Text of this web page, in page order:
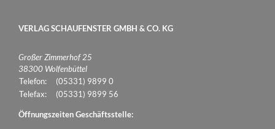
VERLAG SCHAUFENSTER GMBH & CO. KG
Großer Zimmerhof 25
38300 Wolfenbüttel
Telefon:
(05331) 9899 0
Telefax:
(05331) 9899 56
Öffnungszeiten Geschäftsstelle: